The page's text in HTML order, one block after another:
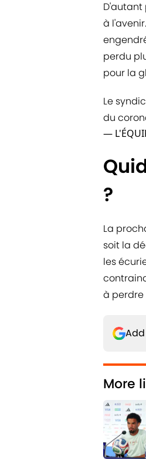
à
perdu
pour la
Le
du
—
?
La
soit la
les
à perdre
More